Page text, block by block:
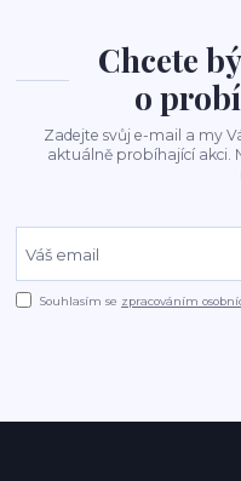
Chcete
o
Zadejte svůj e-mail a my
aktuálně probíhající akci.
Souhlasím se zpracováním